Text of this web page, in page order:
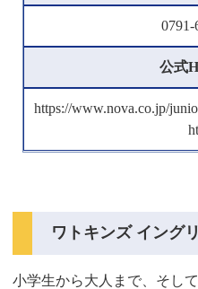
0791-
公式
https://www.nova.co.jp/
ワトキンズ イング
小学生から大人まで、そし